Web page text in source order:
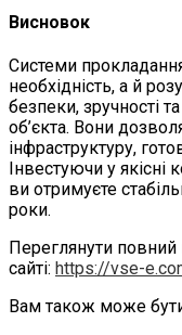
Висновок
Системи
необхідність, а й
безпеки, зручності
об’єкта. Вони
інфраструктуру,
Інвестуючи у
ви отримуєте
роки.
Переглянути
сайті: https://vse-
Вам також може